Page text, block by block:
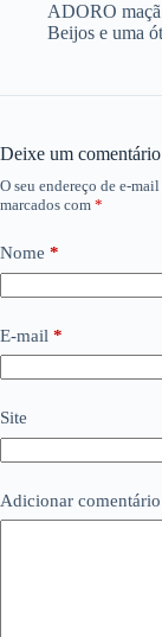
ADORO
Beijos e uma
Deixe um comentário
O seu endereço de e-
marcados com *
Nome *
E-mail *
Site
Adicionar comentário